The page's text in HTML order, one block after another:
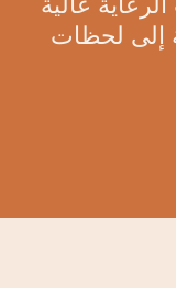
إلى لحظات